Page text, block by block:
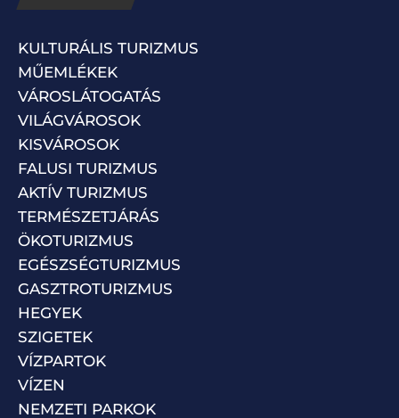
KULTURÁLIS TURIZMUS
MŰEMLÉKEK
VÁROSLÁTOGATÁS
VILÁGVÁROSOK
KISVÁROSOK
FALUSI TURIZMUS
AKTÍV TURIZMUS
TERMÉSZETJÁRÁS
ÖKOTURIZMUS
EGÉSZSÉGTURIZMUS
GASZTROTURIZMUS
HEGYEK
SZIGETEK
VÍZPARTOK
VÍZEN
NEMZETI PARKOK